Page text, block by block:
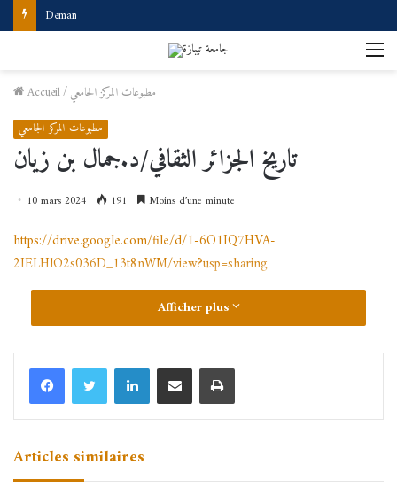
Demande d’accès à internet
Accueil/مطبوعات المركز الجامعي
مطبوعات المركز الجامعي
تاريخ الجزائر الثقافي/د.جمال بن زيان
10 mars 2024 191 Moins d’une minute
https://drive.google.com/file/d/1-6O1IQ7HVA-
2IELHlO2s036D_13t8nWM/view?usp=sharing
Afficher plus
Linkedin Partager par email Imprimer
Articles similaires